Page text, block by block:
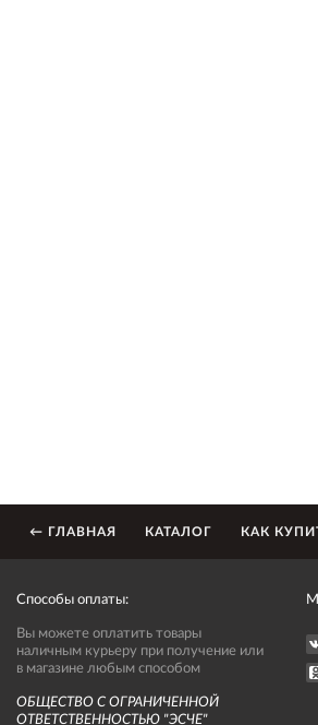
← ГЛАВНАЯ КАТАЛОГ КАК
Способы оплаты:
Вы можете оплатить товары
наличным курьеру при получение или
в магазине любым способом
ОБЩЕСТВО С ОГРАНИЧЕННОЙ
ОТВЕТСТВЕННОСТЬЮ "ЭСЧЕ"